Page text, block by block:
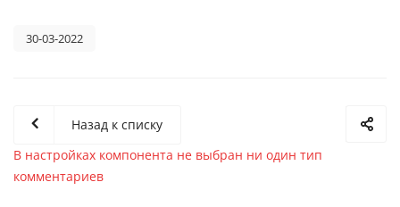
30-03-2022
Назад к списку
В настройках компонента не выбран ни один тип
комментариев